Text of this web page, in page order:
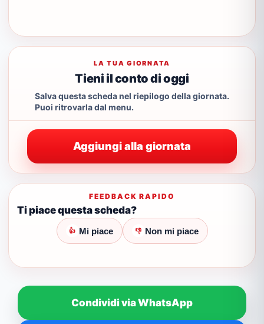
LA TUA GIORNATA
Tieni il conto di oggi
Salva questa scheda nel riepilogo della giornata.
Puoi ritrovarla dal menu.
Aggiungi alla giornata
FEEDBACK RAPIDO
Ti piace questa scheda?
👍 Mi piace 👎 Non mi piace
Condividi via WhatsApp